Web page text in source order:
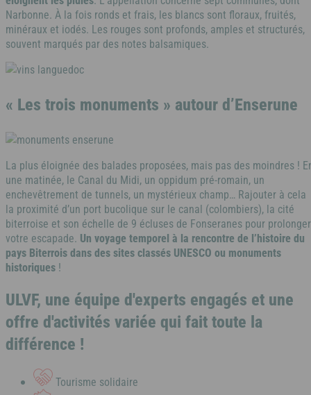
Narbonne. À la fois ronds et frais, les blancs sont floraux, fruités,
minéraux et iodés. Les rouges sont profonds, amples et structurés,
souvent marqués par des notes balsamiques.
« Les trois monuments » autour d’Enserune
La plus éloignée des balades proposées, mais pas des moindres !
une matinée, le Canal du Midi, un oppidum pré-romain, un
enchevêtrement de tunnels, un mystérieux champ… Rajouter à cela
la proximité d’un port bucolique sur le canal (colombiers), la cité
biterroise et son échelle de 9 écluses de Fonseranes pour prolonger
votre escapade. Un voyage temporel à la rencontre de l’histoire du
pays Biterrois dans des sites classés UNESCO ou monuments
historiques !
ULVF, une équipe d'experts engagés et une
offre d'activités variée qui fait toute la
différence !
Tourisme solidaire